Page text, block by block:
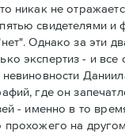
никак не
свидетелями и
Однако за эти
экспертиз - и все
невиновности
где он
- именно в то
прохожего на